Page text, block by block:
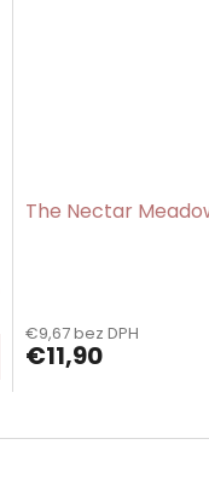
The Nectar
€9,67 bez DPH
€11,90